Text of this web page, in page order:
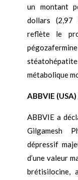
un montant
dollars (2,97
reflète le
métabolique
ABBVIE
ABBVIE a
Gilgamesh
dépressif
d’une valeur
brétisilocine,